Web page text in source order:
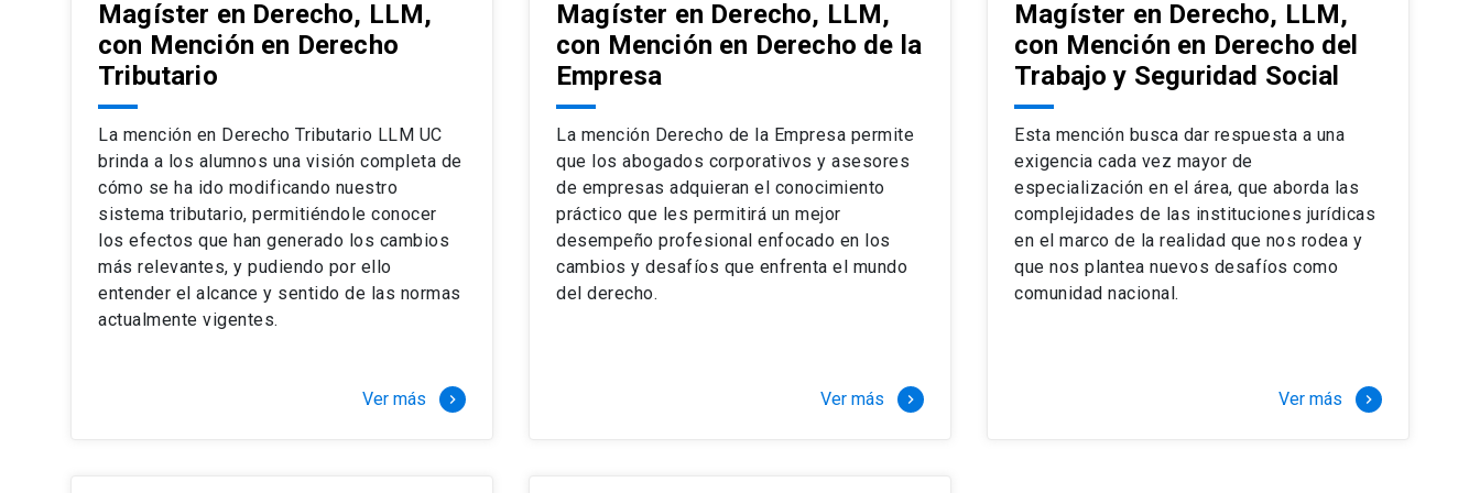
Magíster en Derecho, LLM,
con Mención en Derecho
Tributario
La mención en Derecho Tributario LLM UC
brinda a los alumnos una visión completa de
cómo se ha ido modificando nuestro
sistema tributario, permitiéndole conocer
los efectos que han generado los cambios
más relevantes, y pudiendo por ello
entender el alcance y sentido de las normas
actualmente vigentes.
Ver más keyboard_arrow_right
Magíster en Derecho, LLM,
con Mención en Derecho de la
Empresa
La mención Derecho de la Empresa permite
que los abogados corporativos y asesores
de empresas adquieran el conocimiento
práctico que les permitirá un mejor
desempeño profesional enfocado en los
cambios y desafíos que enfrenta el mundo
del derecho.
Ver más keyboard_arrow_right
Magíster en Derecho, LLM,
con Mención en Derecho del
Trabajo y Seguridad Social
Esta mención busca dar respuesta a una
exigencia cada vez mayor de
especialización en el área, que aborda las
complejidades de las instituciones jurídicas
en el marco de la realidad que nos rodea y
que nos plantea nuevos desafíos como
comunidad nacional.
Ver más keyboard_arrow_right